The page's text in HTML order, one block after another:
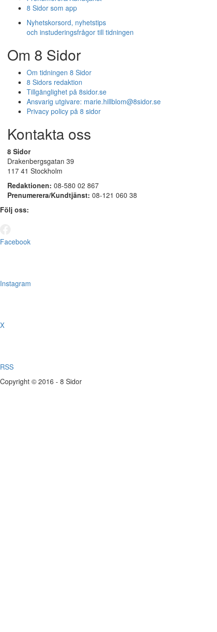
8 Sidor som app
Nyhetskorsord, nyhetstips
och instuderingsfrågor till tidningen
Om 8 Sidor
Om tidningen 8 Sidor
8 Sidors redaktion
Tillgänglighet på 8sidor.se
Ansvarig utgivare: marie.hillblom@8sidor.se
Privacy policy på 8 sidor
Kontakta oss
8 Sidor
Drakenbergsgatan 39
117 41 Stockholm
Redaktionen: 08-580 02 867
Prenumerera/Kundtjänst: 08-121 060 38
Följ oss:
Facebook
Instagram
X
RSS
Copyright © 2016 - 8 Sidor